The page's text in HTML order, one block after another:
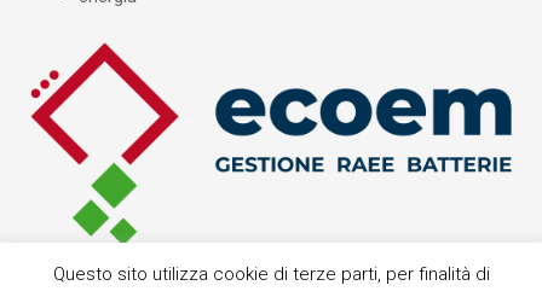
Questo sito utilizza cookie di terze parti, per finalità di